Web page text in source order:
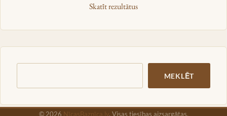
Skatīt rezultātus
MEKLĒT
© 2026 NīcasBaznīca.lv. Visas tiesības aizsargātas.